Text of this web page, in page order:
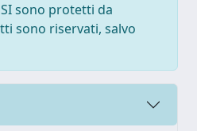
sono protetti da
sono riservati, salvo